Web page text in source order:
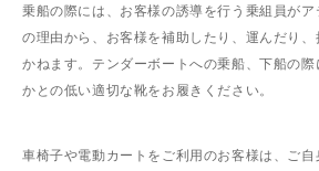
乗船の際には、お客様の誘導を行う乗組員が
の理由から、お客様を補助したり、運んだり、
かねます。テンダーボートへの乗船、下船の
かとの低い適切な靴をお履きください。
車椅子や電動カートをご利用のお客様は、ご